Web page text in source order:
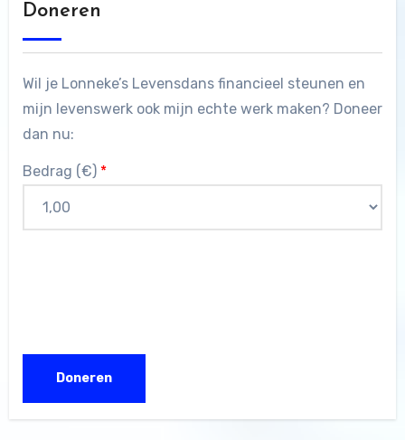
Doneren
Wil je Lonneke’s Levensdans financieel steunen en
mijn levenswerk ook mijn echte werk maken? Doneer
dan nu:
Bedrag (€) *